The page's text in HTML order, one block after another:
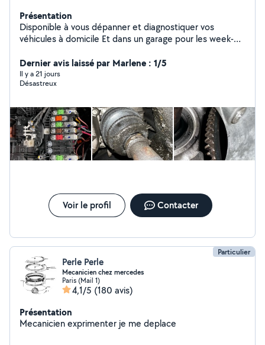
Présentation
Disponible à vous dépanner et diagnostiquer vos
véhicules à domicile Et dans un garage pour les week-
Dernier avis laissé par Marlene : 1/5
Il y a 21 jours
Désastreux
Voir le profil Contacter
Particulier
Perle Perle
Mecanicien chez mercedes
Paris (Mail 1)
4,1/5 (180 avis)
Présentation
Mecanicien exprimenter je me deplace